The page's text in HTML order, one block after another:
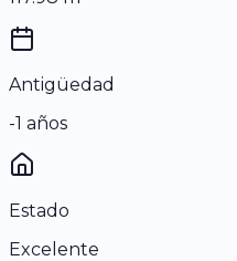
Antigüedad
-1 años
Estado
Excelente